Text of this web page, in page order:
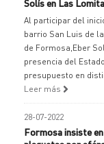
Solís en Las
Al participar del
barrio San Luis de
de Formosa,Eber
presencia del
presupuesto en
Leer más
28-07-2022
Formosa insiste